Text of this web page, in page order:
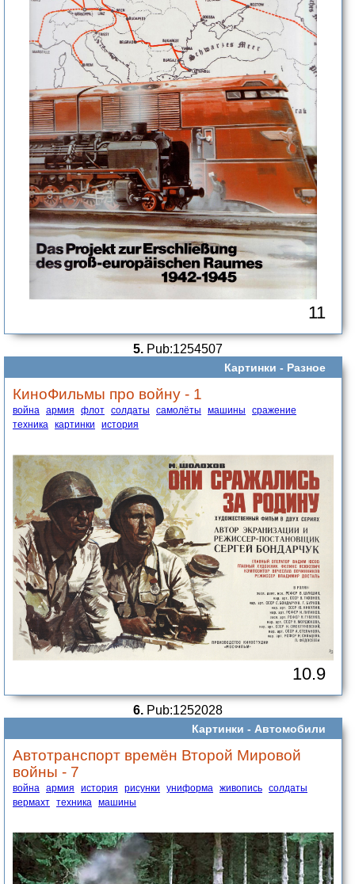
11
5.Pub:1254507
Картинки - Разное
КиноФильмы про войну - 1
война армия флот солдаты самолёты машины
сражение
техника
картинки история
10.9
6.Pub:1252028
Картинки - Автомобили
Автотранспорт времён Второй Мировой
войны - 7
война армия история рисунки униформа живопись солдаты
вермахт техника машины